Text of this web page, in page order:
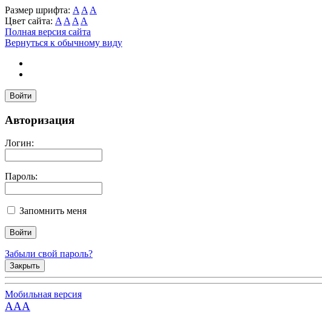
Размер шрифта: A A A
Цвет сайта: A A A A
Полная версия сайта
Вернуться к обычному виду
Войти
Авторизация
Логин:
Пароль:
Запомнить меня
Забыли свой пароль?
Закрыть
Мобильная версия
AAA